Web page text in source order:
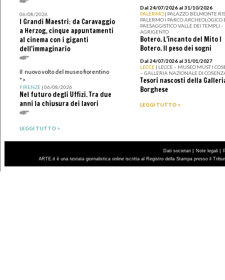
06/08/2026
I Grandi Maestri: da Caravaggio
a Herzog, cinque appuntamenti
al cinema con i giganti
dell'immaginario
Il nuovo volto del museo fiorentino
">
FIRENZE| 06/08/2026
Nel futuro degli Uffizi. Tra due
anni la chiusura dei lavori
LEGGI TUTTO >
Dal 24/07/2026 al 31/10/2026
PALERMO | PALAZZO BELMONTE
PALERMO I PARCO ARCHEOLOGICO
PAESAGGISTICO VALLE DEI TEMPLI -
AGRIGENTO
Botero. L’incanto del Mito I
Botero. Il peso dei sogni
Dal 24/07/2026 al 31/01/2027
LECCE | LECCE – MUSEO MUST I
– GALLERIA NAZIONALE DI
Tesori nascosti della
Borghese
LEGGI TUTTO >
Dati societari | Note legali |
ARTE.it è una testata giornalistica online iscritta al Registro della Stampa presso il